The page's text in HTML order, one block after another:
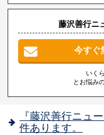
藤沢善行ニ
今すぐ
いく
とお悩み
『藤沢善行ニュ
件あります。